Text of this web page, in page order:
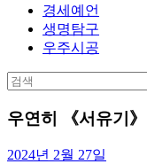
경세예언
생명탐구
우주시공
Search
for:
우연히 《서유기
2024년 2월 27일